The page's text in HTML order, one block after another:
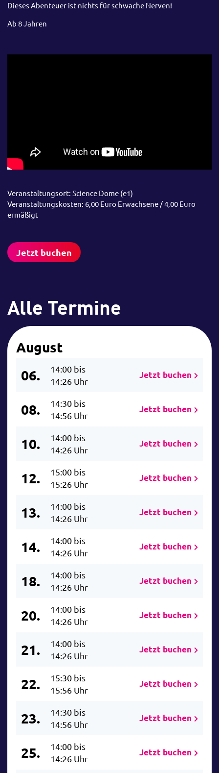
Dieses Abenteuer ist nichts für schwache Nerven!
Ab 8 Jahren
Veranstaltungsort: Science Dome (e1)
Veranstaltungskosten: 6,00 Euro Erwachsene / 4,00 Euro
ermäßigt
Jetzt buchen
Alle Termine
August
06.
14:00 bis
14:26 Uhr
Jetzt buchen
08.
14:30 bis
14:56 Uhr
Jetzt buchen
10.
14:00 bis
14:26 Uhr
Jetzt buchen
12.
15:00 bis
15:26 Uhr
Jetzt buchen
13.
14:00 bis
14:26 Uhr
Jetzt buchen
14.
14:00 bis
14:26 Uhr
Jetzt buchen
18.
14:00 bis
14:26 Uhr
Jetzt buchen
20.
14:00 bis
14:26 Uhr
Jetzt buchen
21.
14:00 bis
14:26 Uhr
Jetzt buchen
22.
15:30 bis
15:56 Uhr
Jetzt buchen
23.
14:30 bis
14:56 Uhr
Jetzt buchen
25.
14:00 bis
14:26 Uhr
Jetzt buchen